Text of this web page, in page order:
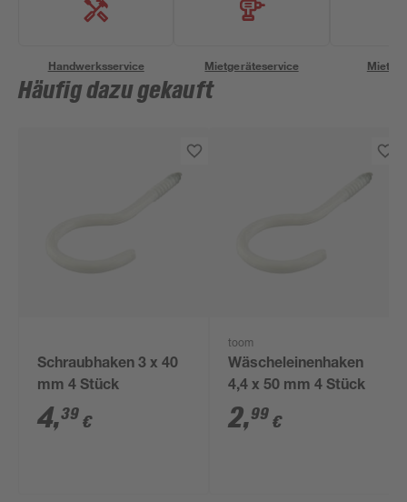
Handwerksservice Mietgeräteservice
Häufig dazu gekauft
Schraubhaken 3 x 40
mm 4 Stück
4,39 €
toom
Wäscheleinenhaken
4,4 x 50 mm 4 Stück
2,99 €